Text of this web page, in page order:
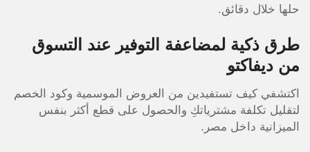
حلها خلال دقائق.
طرق ذكية لمضاعفة التوفير عند التسوق
من ديفاكتو
اكتشفي كيف تستفيدين من العروض الموسمية وكود الخصم
لتقليل تكلفة مشترياتكِ والحصول على قطع أكثر بنفس
الميزانية داخل مصر.